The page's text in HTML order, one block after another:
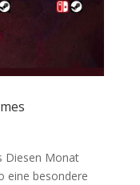
Diesen Monat
eine besondere